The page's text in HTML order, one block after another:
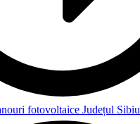
fotovoltaice Județul Sibiu